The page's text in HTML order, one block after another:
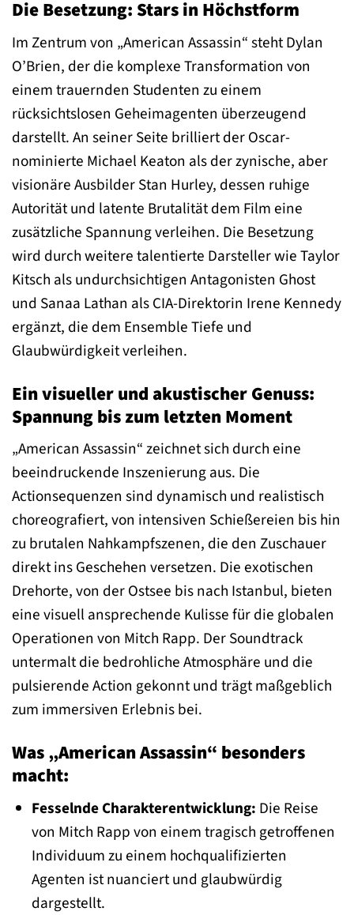
Die Besetzung: Stars in Höchstform
Im Zentrum von „American Assassin“ steht Dylan
O’Brien, der die komplexe Transformation von
einem trauernden Studenten zu einem
rücksichtslosen Geheimagenten überzeugend
darstellt. An seiner Seite brilliert der Oscar-
nominierte Michael Keaton als der zynische, aber
visionäre Ausbilder Stan Hurley, dessen ruhige
Autorität und latente Brutalität dem Film eine
zusätzliche Spannung verleihen. Die Besetzung
wird durch weitere talentierte Darsteller wie Taylor
Kitsch als undurchsichtigen Antagonisten Ghost
und Sanaa Lathan als CIA-Direktorin Irene Kennedy
ergänzt, die dem Ensemble Tiefe und
Glaubwürdigkeit verleihen.
Ein visueller und akustischer Genuss:
Spannung bis zum letzten Moment
„American Assassin“ zeichnet sich durch eine
beeindruckende Inszenierung aus. Die
Actionsequenzen sind dynamisch und realistisch
choreografiert, von intensiven Schießereien bis hin
zu brutalen Nahkampfszenen, die den Zuschauer
direkt ins Geschehen versetzen. Die exotischen
Drehorte, von der Ostsee bis nach Istanbul, bieten
eine visuell ansprechende Kulisse für die globalen
Operationen von Mitch Rapp. Der Soundtrack
untermalt die bedrohliche Atmosphäre und die
pulsierende Action gekonnt und trägt maßgeblich
zum immersiven Erlebnis bei.
Was „American Assassin“ besonders
macht:
Fesselnde Charakterentwicklung: Die Reise
von Mitch Rapp von einem tragisch getroffenen
Individuum zu einem hochqualifizierten
Agenten ist nuanciert und glaubwürdig
dargestellt.